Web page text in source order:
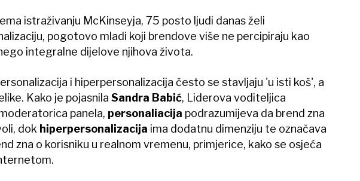
istraživanju McKinseyja, 75 posto ljudi danas želi
pogotovo mladi koji brendove više ne percipiraju kao
integralne dijelove njihova života.
i hiperpersonalizacija često se stavljaju 'u isti koš', a
Kako je pojasnila Sandra Babić, Liderova voditeljica
panela, personaliacija podrazumijeva da brend zna
dok hiperpersonalizacija ima dodatnu dimenziju te označava
zna o korisniku u realnom vremenu, primjerice, kako se osjeća